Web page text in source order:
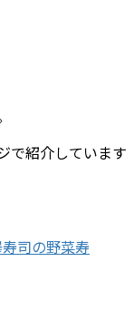
で紹介しています
司の野菜寿